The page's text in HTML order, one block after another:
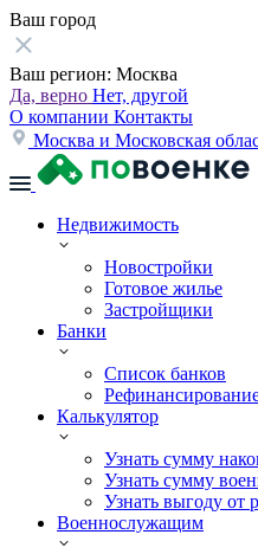
Ваш город
Ваш регион: Москва
Да, верно Нет, другой
О компании Контакты
Москва и Московская
Недвижимость
Новостройки
Готовое жилье
Застройщики
Банки
Список банков
Калькулятор
Узнать сумму
Узнать сумму
Узнать выгоду от
Военнослужащим